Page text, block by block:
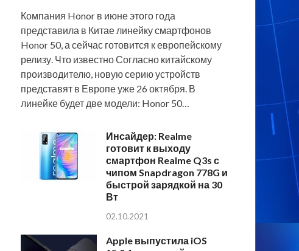
Компания Honor в июне этого года
представила в Китае линейку смартфонов
Honor 50, а сейчас готовится к европейскому
релизу. Что известно Согласно китайскому
производителю, новую серию устройств
представят в Европе уже 26 октября. В
линейке будет две модели: Honor 50…
Инсайдер: Realme
готовит к выходу
смартфон Realme Q3s с
чипом Snapdragon 778G и
быстрой зарядкой на 30
Вт
02.10.2021
Apple выпустила iOS